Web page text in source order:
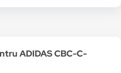
ADIDAS CBC-C-